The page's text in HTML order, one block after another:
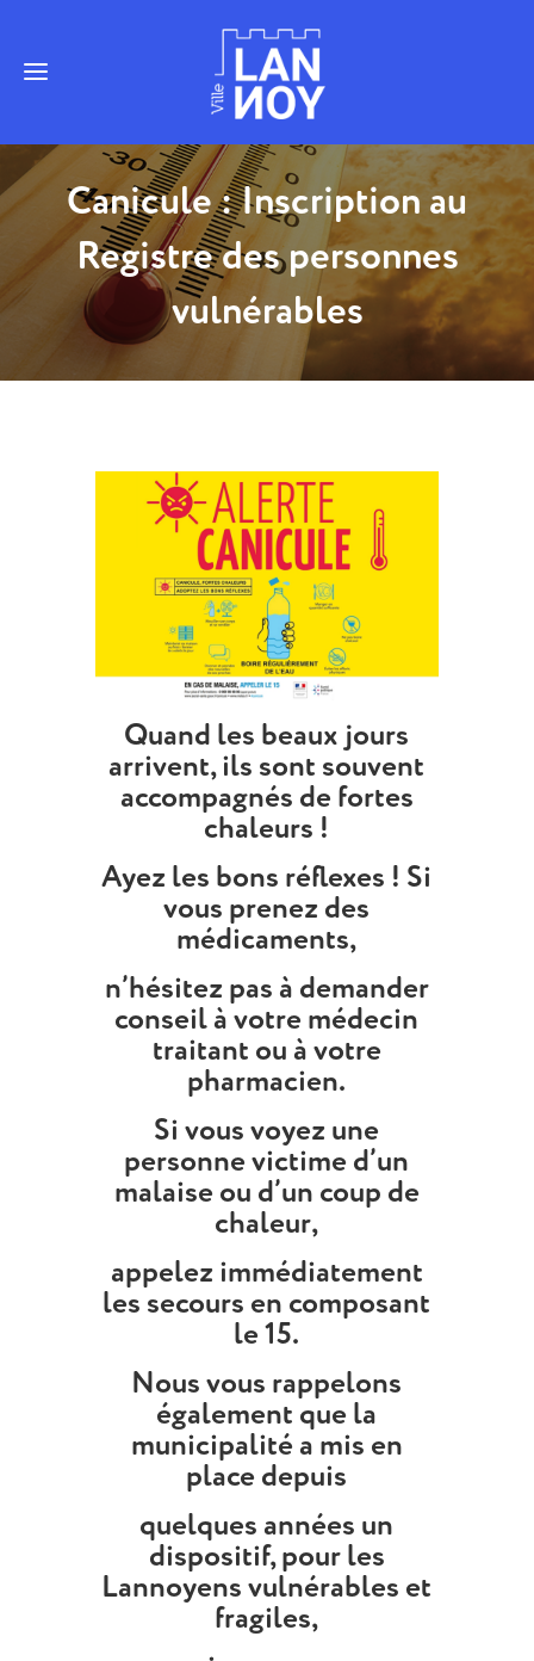
Canicule : Inscription au
Registre des personnes
vulnérables
Quand les beaux jours
arrivent, ils sont souvent
accompagnés de fortes
chaleurs !
Ayez les bons réflexes ! Si
vous prenez des
médicaments,
n’hésitez pas à demander
conseil à votre médecin
traitant ou à votre
pharmacien.
Si vous voyez une
personne victime d’un
malaise ou d’un coup de
chaleur,
appelez immédiatement
les secours en composant
le 15.
Nous vous rappelons
également que la
municipalité a mis en
place depuis
quelques années un
dispositif, pour les
Lannoyens vulnérables et
fragiles,